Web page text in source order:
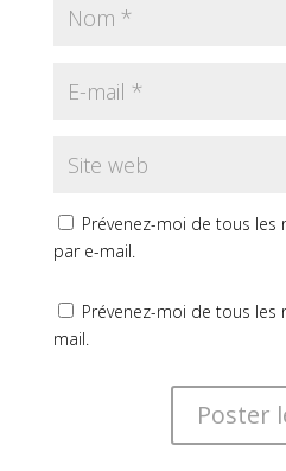
Prévenez-moi de tous les
par e-mail.
Prévenez-moi de tous les
mail.